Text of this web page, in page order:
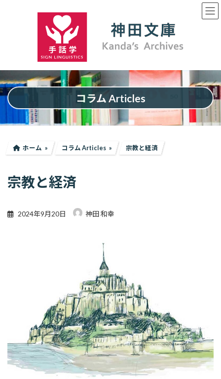
ッ
プ
移
動
コラム Articles
ホーム コラム Articles 宗教と経済
宗教と経済
2024年9月20日 神田 和幸